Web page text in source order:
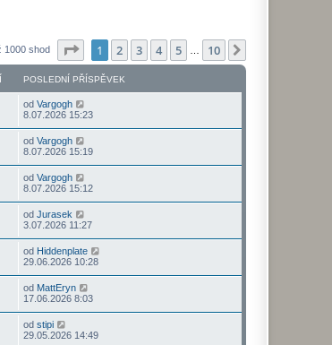
1000 shod Stránka z
1 2 3 4 5 10
POSLEDNÍ PŘÍSPĚVEK
od Vargogh
8.07.2026 15:23
od Vargogh
8.07.2026 15:19
od Vargogh
8.07.2026 15:12
od Jurasek
3.07.2026 11:27
od Hiddenplate
29.06.2026 10:28
od MattEryn
17.06.2026 8:03
od stipi
29.05.2026 14:49